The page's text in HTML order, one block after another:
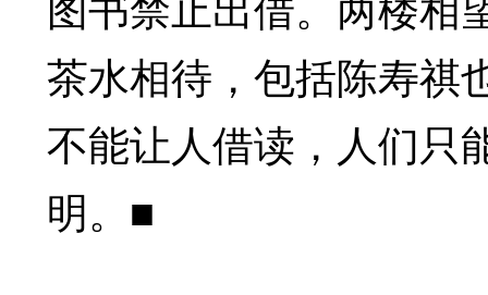
茶水相待，包括陈寿祺
不能让人借读，人们只
明。■